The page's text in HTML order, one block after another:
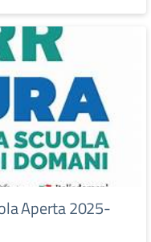
Aperta 2025-